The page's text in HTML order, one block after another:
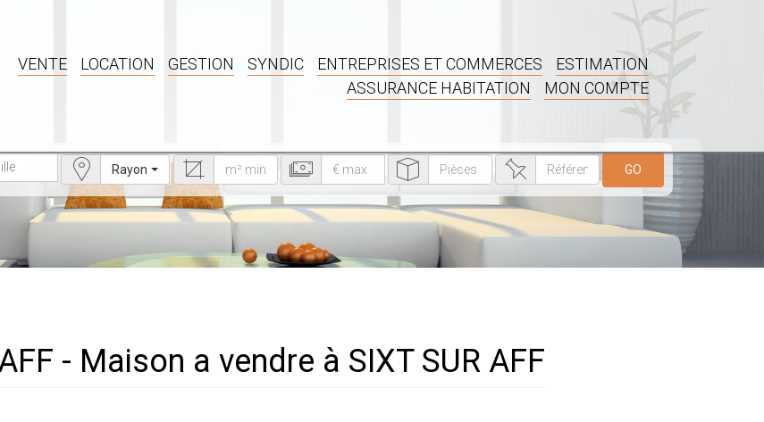
VENTE LOCATION GESTION SYNDIC ENTREPRISES ET COMMERCES
ESTIMATION
ASSURANCE HABITATION
MON COMPTE
Rayon GO
- Maison a vendre à SIXT SUR AFF